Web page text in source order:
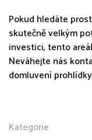
Pokud hledáte
skutečně velkým
investici, tento
Neváhejte nás
domluvení
Kategorie